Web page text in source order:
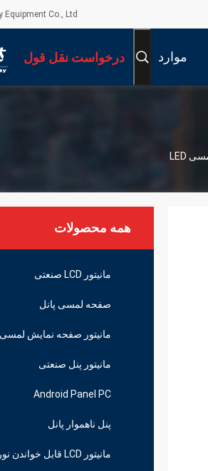
Co., Ltd.
موارد درخواست نقل قول
همه محصولات
مانیتور LCD صنعتی
صفحه لمسی پانل
مانیتور صفحه نمایش
مانیتور پنل صنعتی
Android Panel PC
پنل ناهموار پانل
مانیتور LCD قابل خواندن نور خورشید